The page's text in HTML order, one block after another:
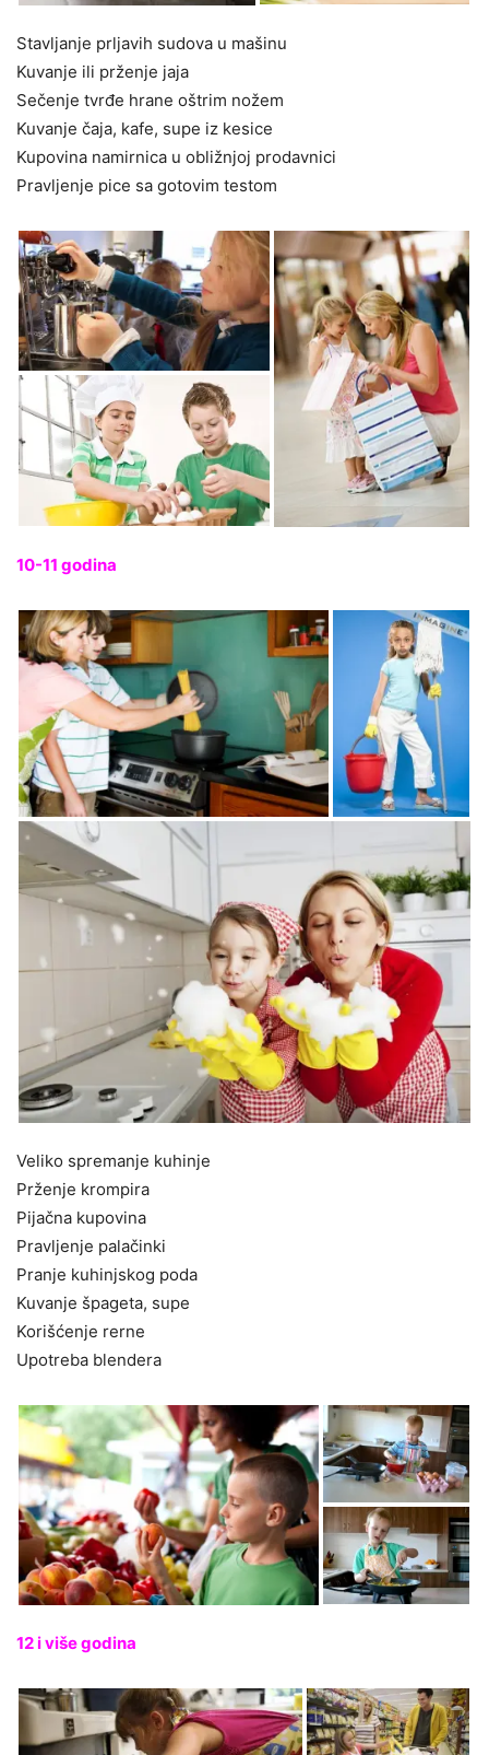
Stavljanje prljavih sudova u mašinu
Kuvanje ili prženje jaja
Sečenje tvrđe hrane oštrim nožem
Kuvanje čaja, kafe, supe iz kesice
Kupovina namirnica u obližnjoj prodavnici
Pravljenje pice sa gotovim testom
10-11 godina
Veliko spremanje kuhinje
Prženje krompira
Pijačna kupovina
Pravljenje palačinki
Pranje kuhinjskog poda
Kuvanje špageta, supe
Korišćenje rerne
Upotreba blendera
12 i više godina